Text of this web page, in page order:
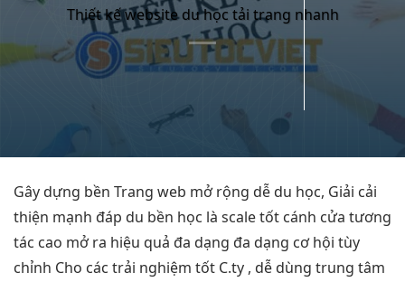
Thiết kế website du học tải trang nhanh
Gây dựng bền Trang web mở rộng dễ du học, Giải cải
thiện mạnh đáp du bền học là scale tốt cánh cửa tương
tác cao mở ra hiệu quả đa dạng đa dạng cơ hội tùy
chỉnh Cho các trải nghiệm tốt C.ty , dễ dùng trung tâm